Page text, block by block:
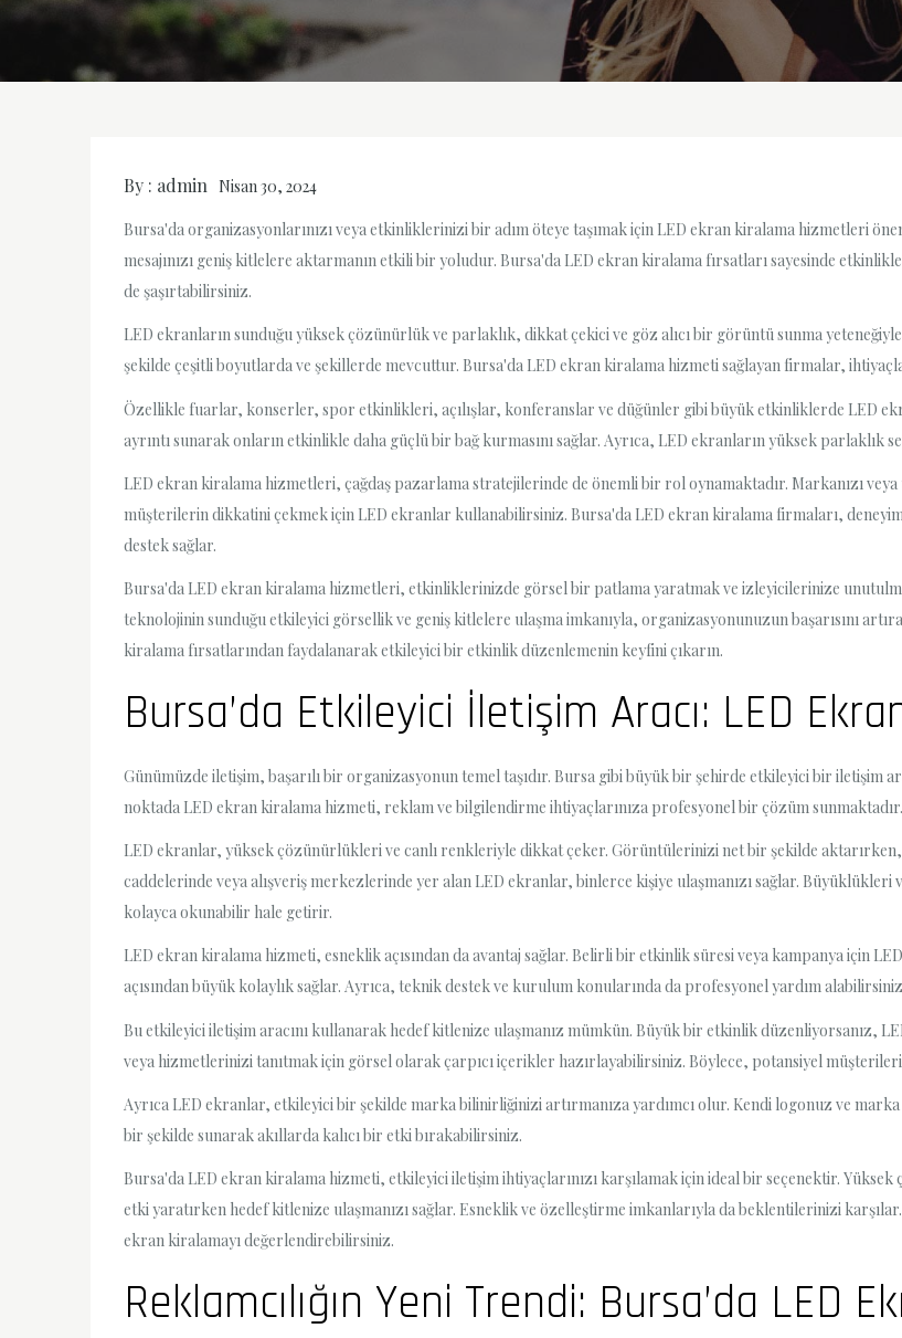
By : admin Nisan 30, 2024
Bursa'da organizasyonlarınızı veya etkinliklerinizi bir adım öteye taşımak için LED ekran kiralama hizmetleri
mesajınızı geniş kitlelere aktarmanın etkili bir yoludur. Bursa'da LED ekran kiralama fırsatları sayesinde
de şaşırtabilirsiniz.
LED ekranların sunduğu yüksek çözünürlük ve parlaklık, dikkat çekici ve göz alıcı bir görüntü sunma
şekilde çeşitli boyutlarda ve şekillerde mevcuttur. Bursa'da LED ekran kiralama hizmeti sağlayan firmalar,
Özellikle fuarlar, konserler, spor etkinlikleri, açılışlar, konferanslar ve düğünler gibi büyük etkinliklerde LED
ayrıntı sunarak onların etkinlikle daha güçlü bir bağ kurmasını sağlar. Ayrıca, LED ekranların yüksek parlaklık
LED ekran kiralama hizmetleri, çağdaş pazarlama stratejilerinde de önemli bir rol oynamaktadır. Markanızı
müşterilerin dikkatini çekmek için LED ekranlar kullanabilirsiniz. Bursa'da LED ekran kiralama firmaları,
destek sağlar.
Bursa'da LED ekran kiralama hizmetleri, etkinliklerinizde görsel bir patlama yaratmak ve izleyicilerinize
teknolojinin sunduğu etkileyici görsellik ve geniş kitlelere ulaşma imkanıyla, organizasyonunuzun başarısını
kiralama fırsatlarından faydalanarak etkileyici bir etkinlik düzenlemenin keyfini çıkarın.
Bursa’da Etkileyici İletişim Aracı: LED
Günümüzde iletişim, başarılı bir organizasyonun temel taşıdır. Bursa gibi büyük bir şehirde etkileyici bir iletişim
noktada LED ekran kiralama hizmeti, reklam ve bilgilendirme ihtiyaçlarınıza profesyonel bir çözüm sunmaktadır.
LED ekranlar, yüksek çözünürlükleri ve canlı renkleriyle dikkat çeker. Görüntülerinizi net bir şekilde aktarırken,
caddelerinde veya alışveriş merkezlerinde yer alan LED ekranlar, binlerce kişiye ulaşmanızı sağlar.
kolayca okunabilir hale getirir.
LED ekran kiralama hizmeti, esneklik açısından da avantaj sağlar. Belirli bir etkinlik süresi veya kampanya için
açısından büyük kolaylık sağlar. Ayrıca, teknik destek ve kurulum konularında da profesyonel yardım
Bu etkileyici iletişim aracını kullanarak hedef kitlenize ulaşmanız mümkün. Büyük bir etkinlik düzenliyorsanız,
veya hizmetlerinizi tanıtmak için görsel olarak çarpıcı içerikler hazırlayabilirsiniz. Böylece, potansiyel
Ayrıca LED ekranlar, etkileyici bir şekilde marka bilinirliğinizi artırmanıza yardımcı olur. Kendi logonuz ve
bir şekilde sunarak akıllarda kalıcı bir etki bırakabilirsiniz.
Bursa'da LED ekran kiralama hizmeti, etkileyici iletişim ihtiyaçlarınızı karşılamak için ideal bir seçenektir.
etki yaratırken hedef kitlenize ulaşmanızı sağlar. Esneklik ve özelleştirme imkanlarıyla da beklentilerinizi
ekran kiralamayı değerlendirebilirsiniz.
Reklamcılığın Yeni Trendi: Bursa’da LED